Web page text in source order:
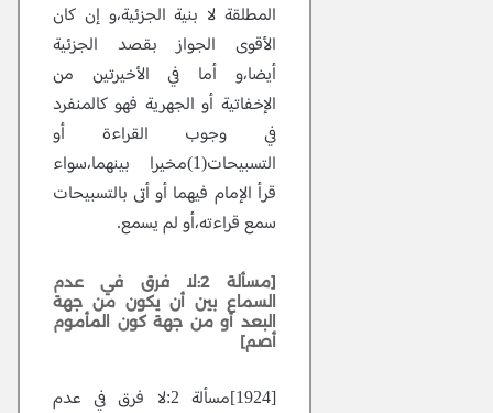
المطلقة لا بنية الجزئية،و إن كان
الأقوى الجواز بقصد الجزئية
أيضا،و أما في الأخيرتين من
الإخفاتية أو الجهرية فهو كالمنفرد
في وجوب القراءة أو
التسبيحات(1)مخيرا بينهما،سواء
قرأ الإمام فيهما أو أتى بالتسبيحات
سمع قراءته،أو لم يسمع.
[مسألة 2:لا فرق في عدم
السماع بين أن يكون من جهة
البعد أو من جهة كون المأموم
أصم]
[1924]مسألة 2:لا فرق في عدم